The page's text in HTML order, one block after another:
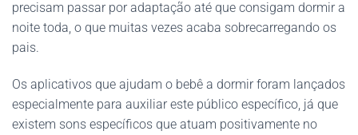
precisam passar por adaptação até que consigam dormir a
noite toda, o que muitas vezes acaba sobrecarregando os
pais.
Os aplicativos que ajudam o bebê a dormir foram lançados
especialmente para auxiliar este público específico, já que
existem sons específicos que atuam positivamente no